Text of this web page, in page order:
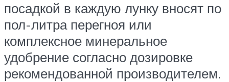
посадкой в каждую лунку вносят по
пол-литра перегноя или
комплексное минеральное
удобрение согласно дозировке
рекомендованной производителем.